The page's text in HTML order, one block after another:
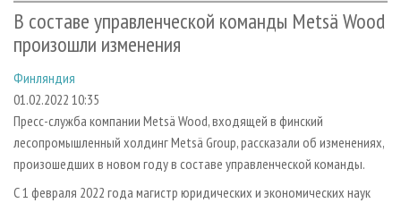
ЛЕСОЗАГОТОВКА
ЛЕСОПИЛЕНИЕ
СУШКА ДРЕВЕСИНЫ
ПРОИЗВОДСТВО ДРЕВЕСНЫХ ПЛИТ
ДЕРЕВЯННОЕ ДОМОСТРОЕНИЕ
ПРОИЗВОДСТВО МЕБЕЛИ
НОВОСТИ ЛПК
НОВОСТИ ЖУРНАЛА
АНАЛИТИКА
ПРЕДПРИЯТИЯ ЛПК
ПЕРСОНЫ
МОБИЛЬНЫЕ ВЫСТАВКИ
ОФИЦИАЛЬНЫЕ ДЕЛЕГАЦИИ
ПРИОРИТЕТНЫЕ ИНВЕСТПРОЕКТЫ
АРХИВ ЖУРНАЛОВ
О ЖУРНАЛЕ
КОНТАКТЫ
РЕКЛАМОДАТЕЛЯМ
РЕКЛАМА
РЕКЛАМА НА САЙТЕ
В составе управленческой команды Metsä Wood
произошли изменения
Финляндия
01.02.2022 10:35
Пресс-служба компании Metsä Wood, входящей в финский
лесопромышленный холдинг Metsä Group, рассказали об изменениях,
произошедших в новом году в составе управленческой команды.
С 1 февраля 2022 года магистр юридических и экономических наук